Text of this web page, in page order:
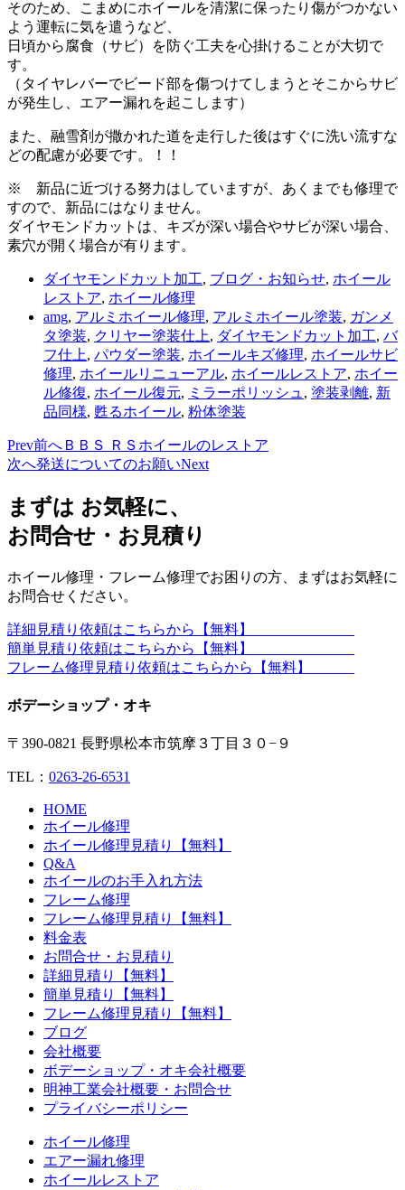
そのため、こまめにホイールを清潔に保ったり傷がつかない
よう運転に気を遣うなど、
日頃から腐食（サビ）を防ぐ工夫を心掛けることが大切で
す。
（タイヤレバーでビード部を傷つけてしまうとそこからサビ
が発生し、エアー漏れを起こします）
また、融雪剤が撒かれた道を走行した後はすぐに洗い流すな
どの配慮が必要です。！！
※ 新品に近づける努力はしていますが、あくまでも修理で
すので、新品にはなりません。
ダイヤモンドカットは、キズが深い場合やサビが深い場合、
素穴が開く場合が有ります。
ダイヤモンドカット加工, ブログ・お知らせ, ホイール
レストア, ホイール修理
amg, アルミホイール修理, アルミホイール塗装, ガンメ
タ塗装, クリヤー塗装仕上, ダイヤモンドカット加工, バ
フ仕上, パウダー塗装, ホイールキズ修理, ホイールサビ
修理, ホイールリニューアル, ホイールレストア, ホイー
ル修復, ホイール復元, ミラーポリッシュ , 塗装剥離, 新
品同様, 甦るホイール, 粉体塗装
Prev前へ ＢＢＳ ＲＳホイールのレストア
次へ発送についてのお願いNext
まずは お気軽に、
お問合せ・お見積り
ホイール修理・フレーム修理でお困りの方、まずはお気軽に
お問合せください。
詳細見積り依頼はこちらから【無料】
簡単見積り依頼はこちらから【無料】
フレーム修理見積り依頼はこちらから【無料】
ボデーショップ・オキ
〒390-0821 長野県松本市筑摩３丁目３０−９
TEL： 0263-26-6531
HOME
ホイール修理
ホイール修理見積り【無料】
Q&A
ホイールのお手入れ方法
フレーム修理
フレーム修理見積り【無料】
料金表
お問合せ・お見積り
詳細見積り【無料】
簡単見積り【無料】
フレーム修理見積り【無料】
ブログ
会社概要
ボデーショップ・オキ会社概要
明神工業会社概要・お問合せ
プライバシーポリシー
ホイール修理
エアー漏れ修理
ホイールレストア